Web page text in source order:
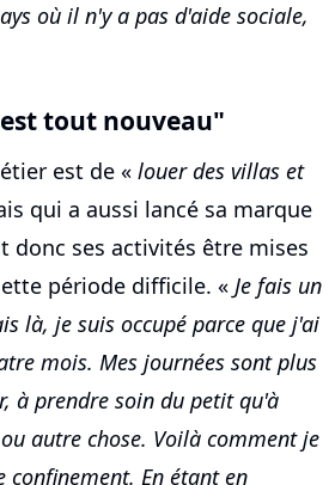
où il n'y a pas d'aide sociale,
tout nouveau"
est de « louer des villas et
qui a aussi lancé sa marque
donc ses activités être mises
période difficile. « Je fais un
là, je suis occupé parce que j'ai
mois. Mes journées sont plus
à prendre soin du petit qu'à
autre chose. Voilà comment je
confinement. En étant en